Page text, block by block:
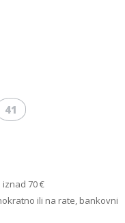
41
70 €
ili na rate, bankovni